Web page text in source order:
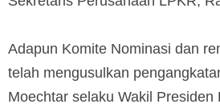
Adapun Komite Nominasi dan
telah mengusulkan
Moechtar selaku Wakil Presiden